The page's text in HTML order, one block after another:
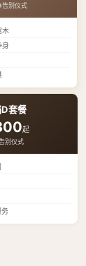
告别仪式
木
身
套餐
起
别仪式
务